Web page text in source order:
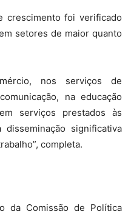
crescimento foi verificado
setores de maior quanto
nos serviços de
na educação
serviços prestados às
significativa
completa.
da Comissão de Política